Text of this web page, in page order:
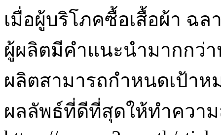
เมื่อผู้บริโภคซื้อเสื้อผ้า ฉ
ผู้ผลิตมีคำแนะนำมากกว่า
ผลิตสามารถกำหนดเป้าห
ผลลัพธ์ที่ดีที่สุดให้ทำความ